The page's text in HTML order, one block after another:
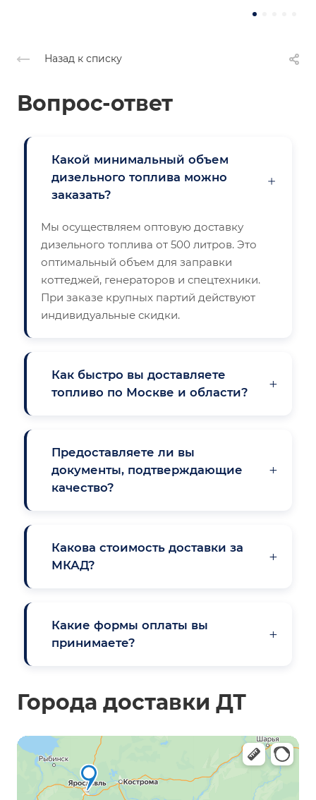
Назад к списку
Вопрос-ответ
Какой минимальный объем
дизельного топлива можно
заказать?
×
Мы осуществляем оптовую доставку
дизельного топлива от 500 литров. Это
оптимальный объем для заправки
коттеджей, генераторов и спецтехники.
При заказе крупных партий действуют
индивидуальные скидки.
Как быстро вы доставляете
топливо по Москве и области?
+
Предоставляете ли вы
документы, подтверждающие
качество?
+
Какова стоимость доставки за
МКАД?
+
Какие формы оплаты вы
принимаете?
+
Города доставки ДТ